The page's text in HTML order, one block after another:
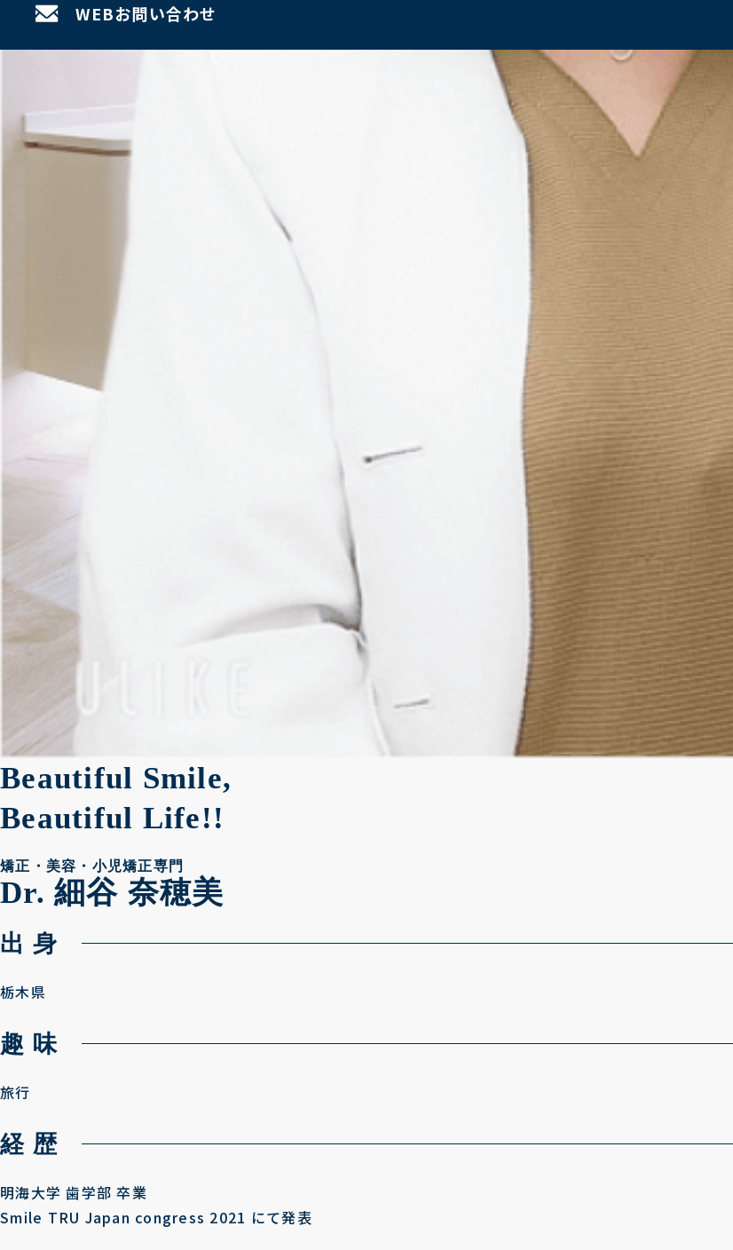
WEBお問い合わせ
Beautiful Smile,
Beautiful Life!!
矯正・美容・小児矯正専門
Dr. 細谷 奈穂美
出 身
栃木県
趣 味
旅行
経 歴
明海大学 歯学部 卒業
Smile TRU Japan congress 2021 にて発表